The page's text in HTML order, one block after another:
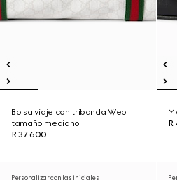
Bolsa viaje con tribanda Web
tamaño mediano
R 37 600
R
Personalizar con las iniciales